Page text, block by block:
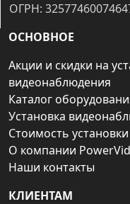
ОГРН:
ОСНОВНОЕ
Акции и скидки на
видеонаблюдения
Каталог
Установка
Стоимость
О компании
Наши контакты
КЛИЕНТАМ